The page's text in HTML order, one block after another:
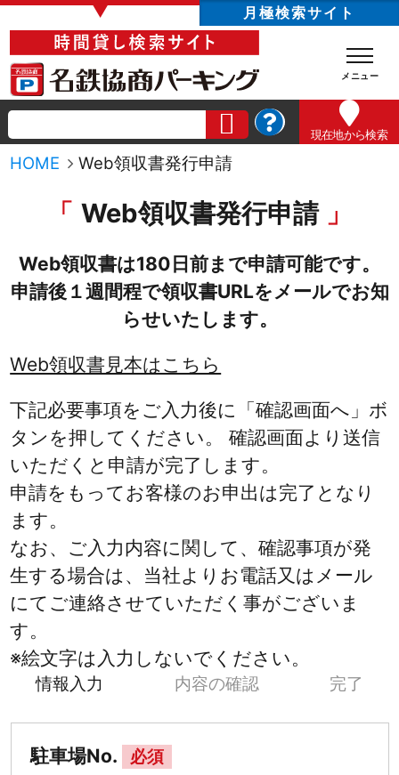
▼ 月極検索サイト
現在地から検索
HOME Web領収書発行申請
Web領収書発行申請
Web領収書は180日前まで申請可能です。
申請後１週間程で領収書URLをメールでお知
らせいたします。
Web領収書見本はこちら
下記必要事項をご入力後に「確認画面へ」ボ
タンを押してください。 確認画面より送信
いただくと申請が完了します。
申請をもってお客様のお申出は完了となり
ます。
なお、ご入力内容に関して、確認事項が発
生する場合は、当社よりお電話又はメール
にてご連絡させていただく事がございま
す。
※絵文字は入力しないでください。
情報入力 内容の確認 完了
駐車場No. 必須